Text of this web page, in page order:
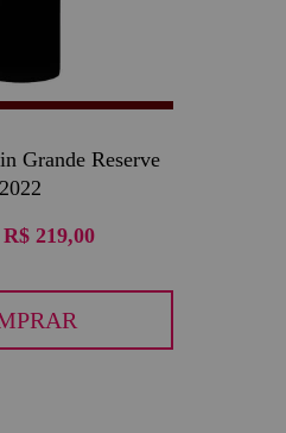
Grande Reserve
2022
R$ 219,00